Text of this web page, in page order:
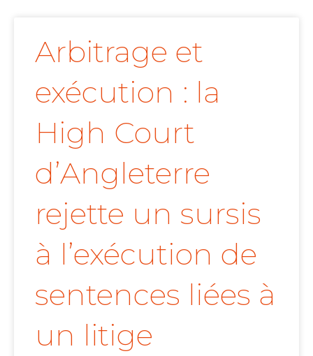
Arbitrage et
exécution : la
High Court
d’Angleterre
rejette un sursis
à l’exécution de
sentences liées à
un litige